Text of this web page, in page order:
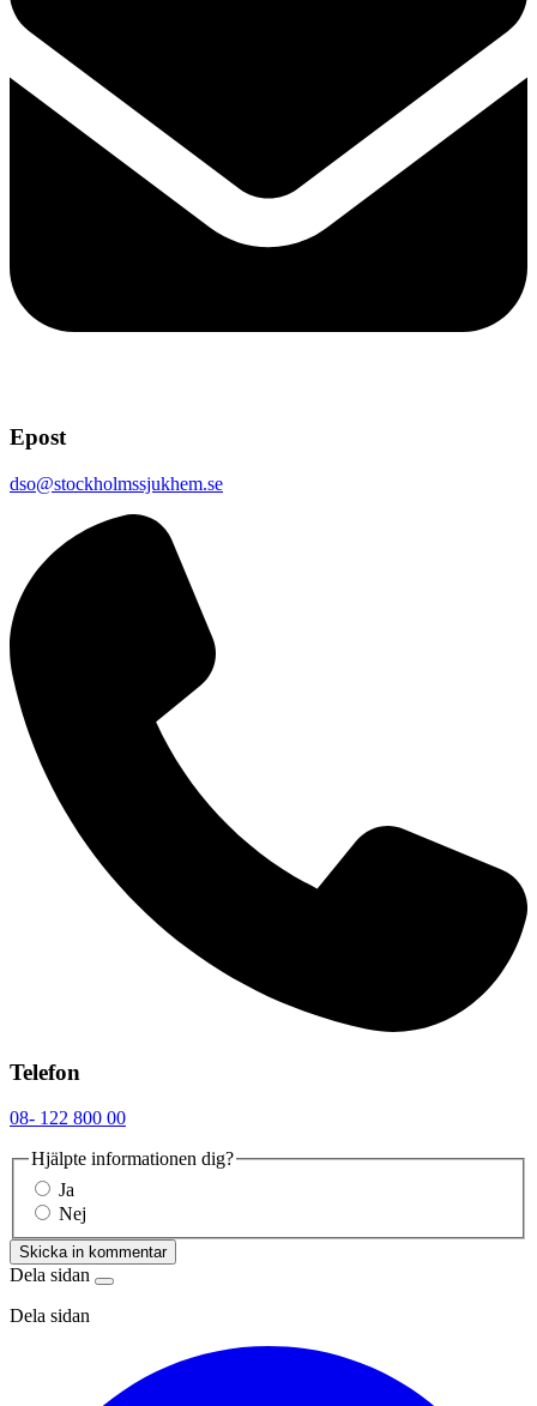
Epost
dso@stockholmssjukhem.se
Telefon
08- 122 800 00
Hjälpte informationen dig?
Ja
Nej
Skicka in kommentar
Dela sidan
Dela sidan